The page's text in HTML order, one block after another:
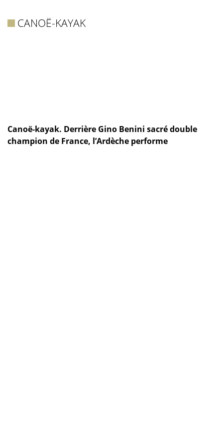
CANOË-KAYAK
Canoë-kayak. Derrière Gino Benini sacré double
champion de France, l’Ardèche performe